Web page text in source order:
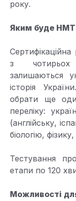
року.
Яким буде НМТ
з чотирьох
залишаються
історія
обрати ще
переліку:
(англійську,
біологію,
Тестування
етапи по 120
Можливості